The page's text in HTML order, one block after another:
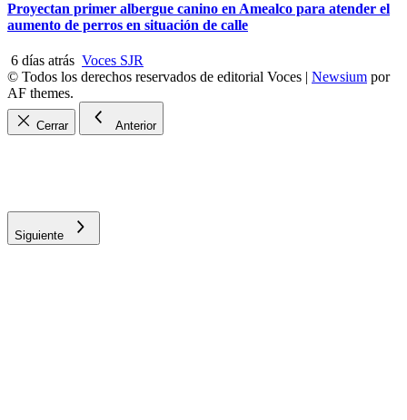
Proyectan primer albergue canino en Amealco para atender el
aumento de perros en situación de calle
6 días atrás Voces SJR
© Todos los derechos reservados de editorial Voces | Newsium por
AF themes.
Cerrar Anterior
Siguiente